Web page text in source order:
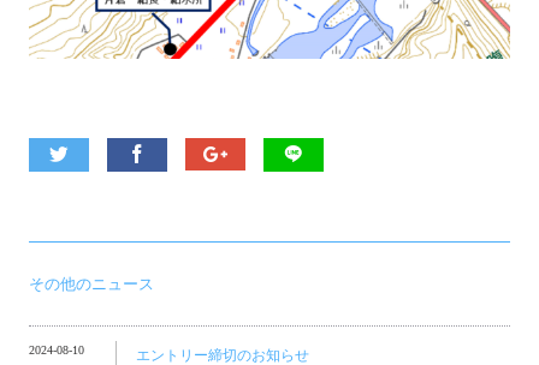
その他のニュース
2024-08-10 エントリー締切のお知らせ